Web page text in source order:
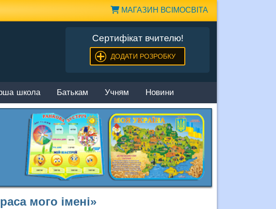
МАГАЗИН ВСІМОСВІТА
Сертифікат вчителю!
ДОДАТИ РОЗРОБКУ
школа Батькам Учням Новини
мого імені»